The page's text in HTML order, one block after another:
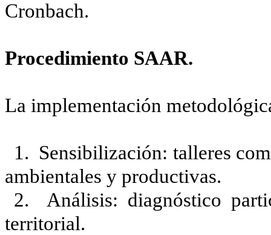
Cronbach.
Procedimiento SAAR.
La implementación
1. Sensibilización: talleres
ambientales y productivas.
2. Análisis: diagnóstico
territorial.